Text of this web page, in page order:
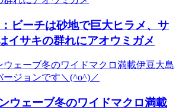
ビーチは砂地で巨大ヒラメ、サ
イサキの群れにアオウミガメ
ウェーブ冬のワイドマクロ満載